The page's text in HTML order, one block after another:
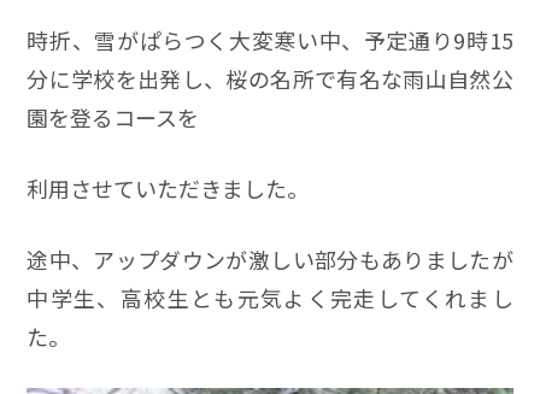
時折、雪がぱらつく大変寒い中、予定通り9時15
分に学校を出発し、桜の名所で有名な雨山自然公
園を登るコースを
利用させていただきました。
途中、アップダウンが激しい部分もありましたが
中学生、高校生とも元気よく完走してくれまし
た。